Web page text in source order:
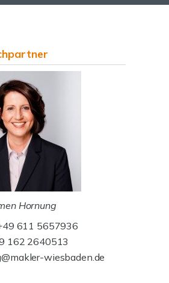
Hornung
611 5657936
162 2640513
wiesbaden.de